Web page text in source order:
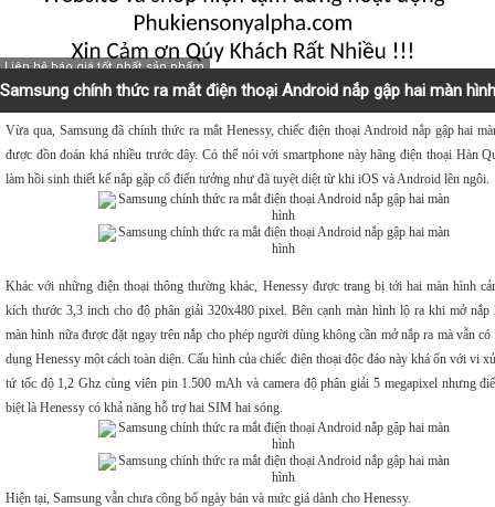
Liên hệ báo giá tốt nhất sản phẩm
Samsung chính thức ra mắt điện thoại Android nắp gập hai màn hình
Vừa qua, Samsung đã chính thức ra mắt Henessy, chiếc điện thoại Android nắp gập hai
được đồn đoán khá nhiều trước đây. Có thể nói với smartphone này hãng điện thoại Hàn
làm hồi sinh thiết kế nắp gập cổ điển tưởng như đã tuyệt diệt từ khi iOS và Android lên ngôi.
Khác với những điện thoại thông thường khác, Henessy được trang bị tới hai màn hình
kích thước 3,3 inch cho độ phân giải 320x480 pixel. Bên cạnh màn hình lộ ra khi mở nắp
màn hình nữa được đặt ngay trên nắp cho phép người dùng không cần mở nắp ra mà vẫn có
dụng Henessy một cách toàn diện. Cấu hình của chiếc điện thoại độc đáo này khá ổn với vi
tứ tốc độ 1,2 Ghz cùng viên pin 1.500 mAh và camera độ phân giải 5 megapixel nhưng
biệt là Henessy có khả năng hỗ trợ hai SIM hai sóng.
Hiện tại, Samsung vẫn chưa công bố ngày bán và mức giá dành cho Henessy.